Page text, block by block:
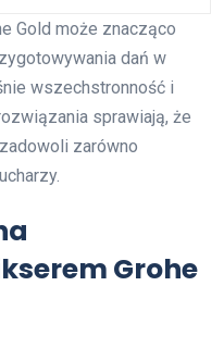
Gold może znacząco
dań w
wszechstronność i
sprawiają, że
zarówno
Grohe